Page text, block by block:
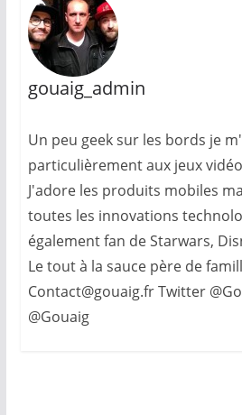
gouaig_admin
Un peu geek sur les bords je
particulièrement aux jeux
J'adore les produits mobiles
toutes les innovations
également fan de Starwars,
Le tout à la sauce père de
Contact@gouaig.fr Twitter
@Gouaig